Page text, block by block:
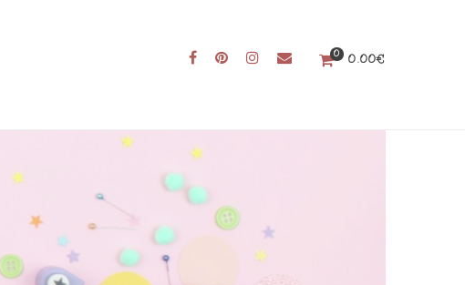
Μονόκερος
Δωρεάν Πατρόν
0 0.00€